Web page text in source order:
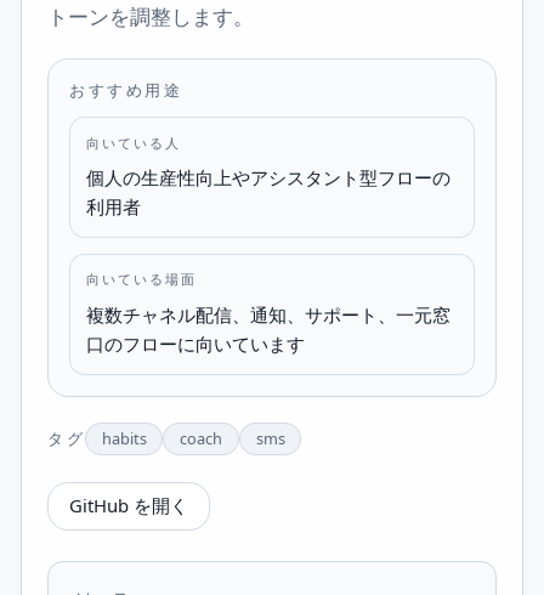
トーンを調整します。
おすすめ用途
向いている人
個人の生産性向上やアシスタント型フローの
利用者
向いている場面
複数チャネル配信、通知、サポート、一元窓
口のフローに向いています
タグ habits coach sms
GitHub を開く